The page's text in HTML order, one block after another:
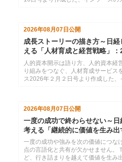
2026年08月07日 公開
成長ストーリーの描き方～日
える「人材育成と経営戦略」：
人的資本開示は語り方、人的資本経
り組みをつなぐ、人材育成サービス
ス2026年２月２日号より作成した、
2026年08月07日 公開
一度の成功で終わらせない～
考える「継続的に価値を生み出
配信
一度の成功や強みを次の価値につな
点の言語化と共有が欠かせません。
ど、行き詰まりを越えて価値を生み